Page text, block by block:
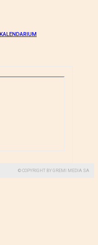
KALENDARIUM
© COPYRIGHT BY GREMI MEDIA SA